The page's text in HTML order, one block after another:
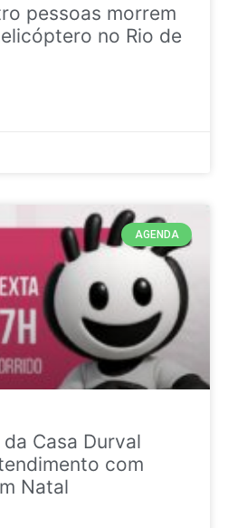
pessoas morrem
no Rio de
AGENDA
Casa Durval
com
Natal